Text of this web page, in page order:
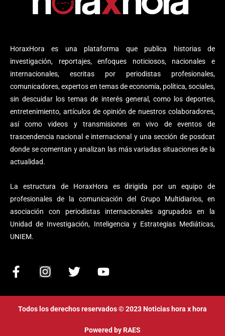
HoraxHora es una plataforma que publica historias de
investigación, reportajes, enfoques noticiosos, nacionales e
internacionales, escritas por periodistas profesionales,
comunicadores, expertos en temas de economía, política, sociales,
sin descuidar los temas de interés general, como los deportes,
entretenimiento, artículos de opinión de nuestros colaboradores,
así como videos y transmisiones en vivo de eventos de
trascendencia nacional e internacional y una sección de posdcat
donde se comentan y analizan las más variadas situaciones de la
actualidad.
La estructura de HoraxHora es dirigida por un equipo de
profesionales de la comunicación del Grupo Multidiarios, en
asociación con periodistas internacionales agrupados en la
Unidad de Investigación, Inteligencia y Estrategias Mediáticas,
UNIEM.
F
c
e
I
s
t
T
i
t
Y
u
t
b
Todos los derechos reservados © 2023 Noticias hora x hora
Powered byRAES